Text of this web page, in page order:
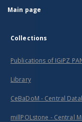
Main page
Collections
Publications of IGiPZ
Library
CeBaDoM - Central
millPOLstone - Central